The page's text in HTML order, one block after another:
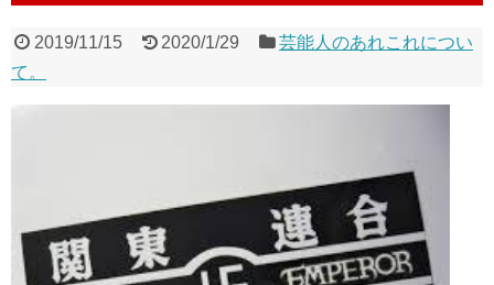
2019/11/15 2020/1/29
芸能人のあれこれについ
て。